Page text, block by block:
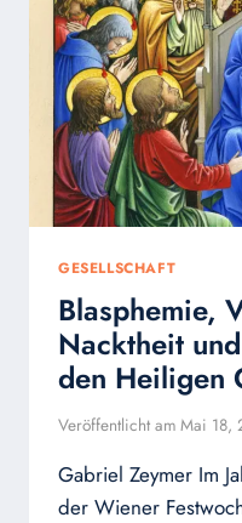
GESELLSCHAFT
Blasphemie,
Nacktheit
den Heiligen
Veröffentlicht am Mai 18,
Gabriel Zeymer Im
der Wiener